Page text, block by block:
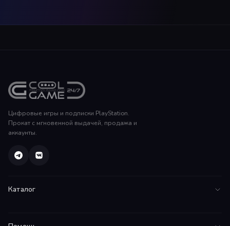
Цифровые игры и подписки PlayStation.
Прокат с мгновенной выдачей, продажа и
аккаунты.
Каталог